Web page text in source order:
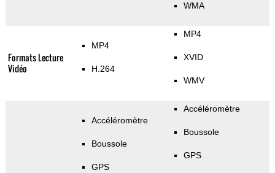
WMA
Formats Lecture
Vidéo
MP4
H.264
MP4
XVID
WMV
Accéléromètre
Boussole
GPS
Accéléromètre
Boussole
GPS